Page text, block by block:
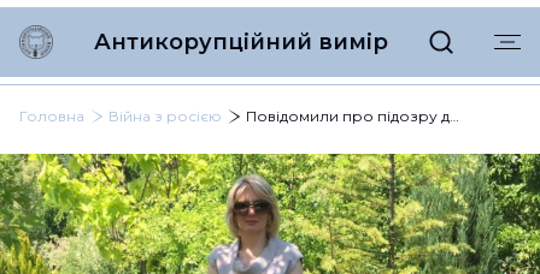
Антикорупційний вимір
Головна Війна з росією Повідомили про підозру дружині відомого зрадника з Херсонщини